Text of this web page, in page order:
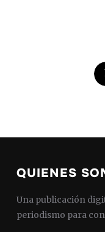
QUIENES
Una publicación
periodismo para